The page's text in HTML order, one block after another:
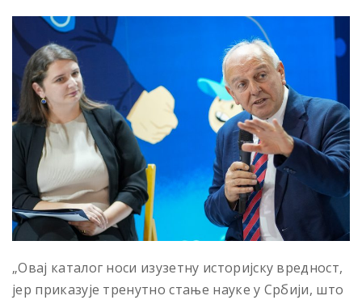
„Овај каталог носи изузетну историјску вредност,
јер приказује тренутно стање науке у Србији, што